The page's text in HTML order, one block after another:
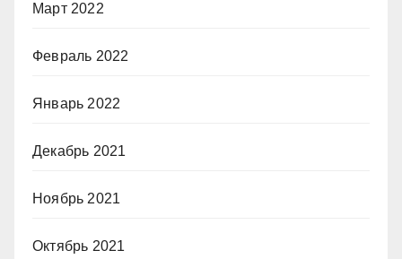
Март 2022
Февраль 2022
Январь 2022
Декабрь 2021
Ноябрь 2021
Октябрь 2021